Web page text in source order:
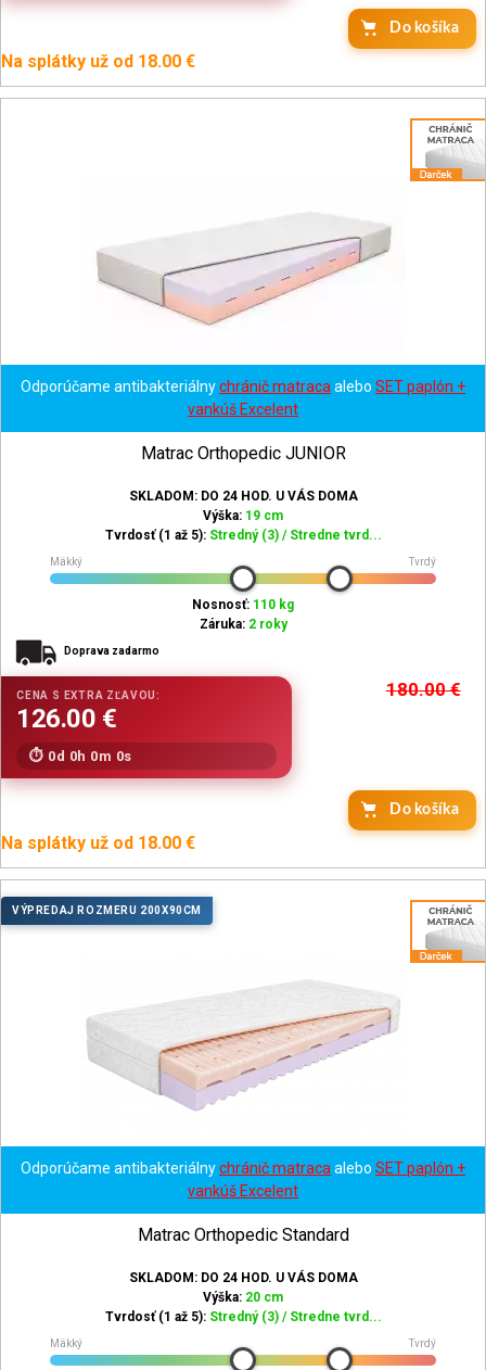
Do košíka
Na splátky už od 18.00 €
Odporúčame antibakteriálnychránič matraca alebo SET paplón +
vankúš Excelent
Matrac Orthopedic JUNIOR
SKLADOM: DO 24 HOD. U VÁS DOMA
Výška: 19 cm
Tvrdosť (1 až 5): Stredný (3) / Stredne tvrd...
Mäkký Tvrdý
Nosnosť: 110 kg
Záruka: 2 roky
Doprava zadarmo
180.00€
0d 0h 0m 0s
Do košíka
Na splátky už od 18.00 €
VÝPREDAJ ROZMERU 200X90CM
Odporúčame antibakteriálnychránič matraca alebo SET paplón +
vankúš Excelent
Matrac Orthopedic Standard
SKLADOM: DO 24 HOD. U VÁS DOMA
Výška: 20 cm
Tvrdosť (1 až 5): Stredný (3) / Stredne tvrd...
Mäkký Tvrdý